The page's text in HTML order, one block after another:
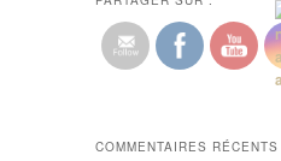
COMMENTAIRES RÉCENTS